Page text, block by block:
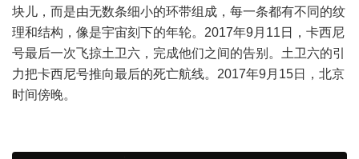
块儿，而是由无数条细小的环带组成，每一条都有不同的纹
理和结构，像是宇宙刻下的年轮。2017年9月11日，卡西尼
号最后一次飞掠土卫六，完成他们之间的告别。土卫六的引
力把卡西尼号推向最后的死亡航线。2017年9月15日，北京
时间傍晚。